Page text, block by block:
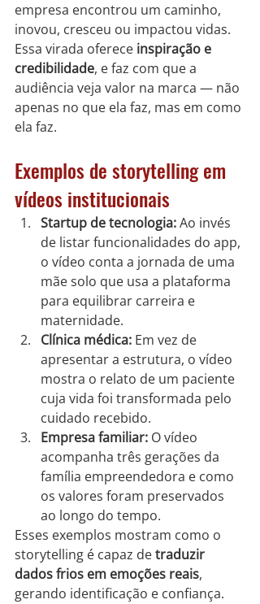
empresa encontrou um caminho,
inovou, cresceu ou impactou vidas.
Essa virada oferece inspiração e
credibilidade, e faz com que a
audiência veja valor na marca — não
apenas no que ela faz, mas em como
ela faz.
Exemplos de storytelling em
vídeos institucionais
Startup de tecnologia: Ao invés
de listar funcionalidades do app,
o vídeo conta a jornada de uma
mãe solo que usa a plataforma
para equilibrar carreira e
maternidade.
Clínica médica: Em vez de
apresentar a estrutura, o vídeo
mostra o relato de um paciente
cuja vida foi transformada pelo
cuidado recebido.
Empresa familiar: O vídeo
acompanha três gerações da
família empreendedora e como
os valores foram preservados
ao longo do tempo.
Esses exemplos mostram como o
storytelling é capaz de traduzir
dados frios em emoções reais,
gerando identificação e confiança.